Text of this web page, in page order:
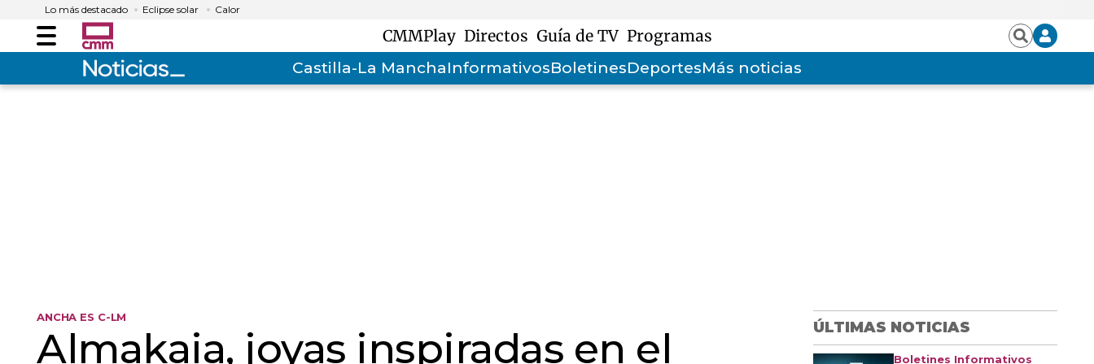
Lo más destacado Eclipse solar Calor
Menú CMMPlay Directos Guía de TV Programas BuscarIniciar
sesión
Castilla-La ManchaInformativosBoletinesDeportesMás noticias
ANCHA ES C-LM
Almakaia, joyas inspiradas en el ÚLTIMAS NOTICIAS
Boletines Informativos